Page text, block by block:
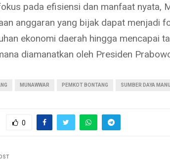
pada efisiensi dan manfaat nyata,
anggaran yang bijak dapat menjadi
ekonomi daerah hingga mencapai
diamanatkan oleh Presiden
MUNAWWAR PEMKOT BONTANG SUMBER DAYA
0